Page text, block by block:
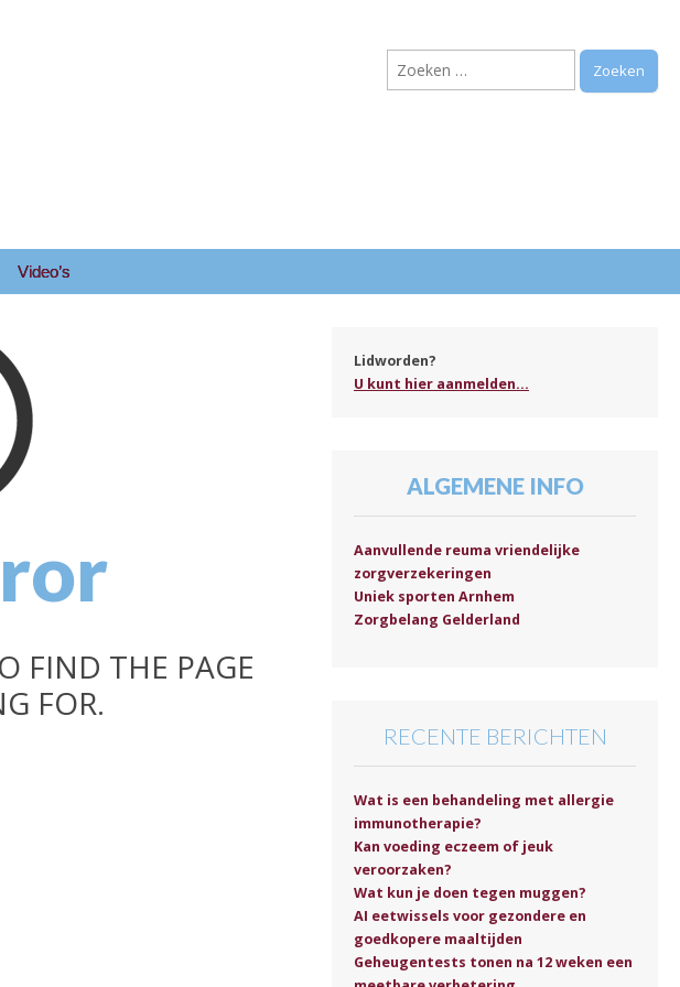
e.o.
Zoeken
naar:
Video’s
FIND THE PAGE
FOR.
Lidworden?
U kunt hier aanmelden...
ALGEMENE INFO
Aanvullende reuma vriendelijke
zorgverzekeringen
Uniek sporten Arnhem
Zorgbelang Gelderland
RECENTE BERICHTEN
Wat is een behandeling met allergie
immunotherapie?
Kan voeding eczeem of jeuk
veroorzaken?
Wat kun je doen tegen muggen?
AI eetwissels voor gezondere en
goedkopere maaltijden
Geheugentests tonen na 12 weken een